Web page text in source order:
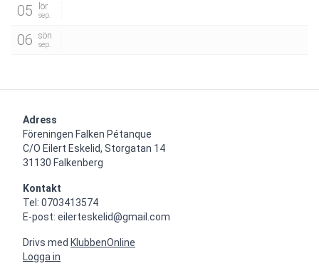
05 lör
sep.
06 sön
sep.
Adress
Föreningen Falken Pétanque
C/O Eilert Eskelid, Storgatan 14
31130 Falkenberg
Kontakt
Tel: 0703413574
E-post: eilerteskelid@gmail.com
Drivs med KlubbenOnline
Logga in